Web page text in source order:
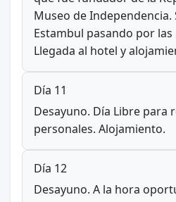
Museo de Independencia.
Estambul pasando por
Llegada al hotel y
Día 11
Desayuno. Día Libre para
personales. Alojamiento.
Día 12
Desayuno. A la hora